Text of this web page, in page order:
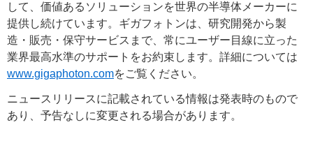
して、価値あるソリューションを世界の半導体メーカーに
提供し続けています。ギガフォトンは、研究開発から製
造・販売・保守サービスまで、常にユーザー目線に立った
業界最高水準のサポートをお約束します。詳細については
www.gigaphoton.comをご覧ください。
ニュースリリースに記載されている情報は発表時のもので
あり、予告なしに変更される場合があります。